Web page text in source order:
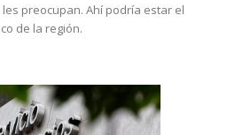
preocupan. Ahí podría estar el
de la región.